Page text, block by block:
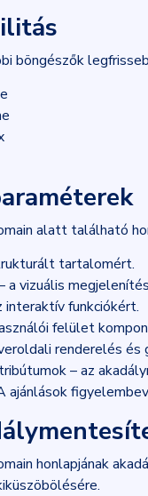
böngészők
alatt található
tartalomért.
a vizuális
interaktív funkciókért.
felület
renderelés
– az
ajánlások
honlapjának